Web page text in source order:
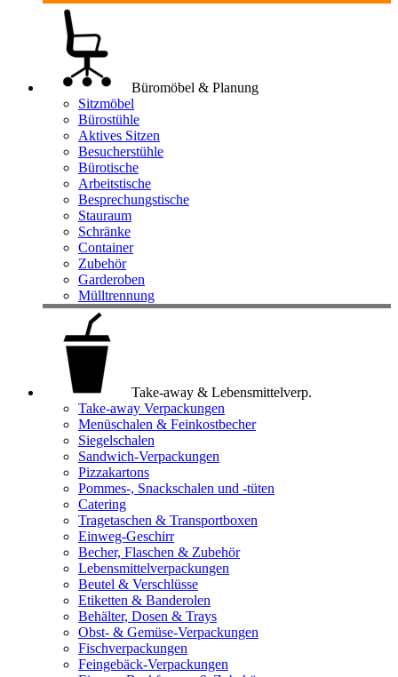
Büromöbel & Planung
Sitzmöbel
Bürostühle
Aktives Sitzen
Besucherstühle
Bürotische
Arbeitstische
Besprechungstische
Stauraum
Schränke
Container
Zubehör
Garderoben
Mülltrennung
Take-away & Lebensmittelverp.
Take-away Verpackungen
Menüschalen & Feinkostbecher
Siegelschalen
Sandwich-Verpackungen
Pizzakartons
Pommes-, Snackschalen und -tüten
Catering
Tragetaschen & Transportboxen
Einweg-Geschirr
Becher, Flaschen & Zubehör
Lebensmittelverpackungen
Beutel & Verschlüsse
Etiketten & Banderolen
Behälter, Dosen & Trays
Obst- & Gemüse-Verpackungen
Fischverpackungen
Feingebäck-Verpackungen